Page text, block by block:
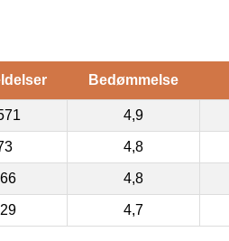
Bedømmelse
4,9
4,8
4,8
4,7